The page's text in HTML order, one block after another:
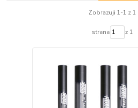
Zobrazuji 1-1 z 1
strana z 1